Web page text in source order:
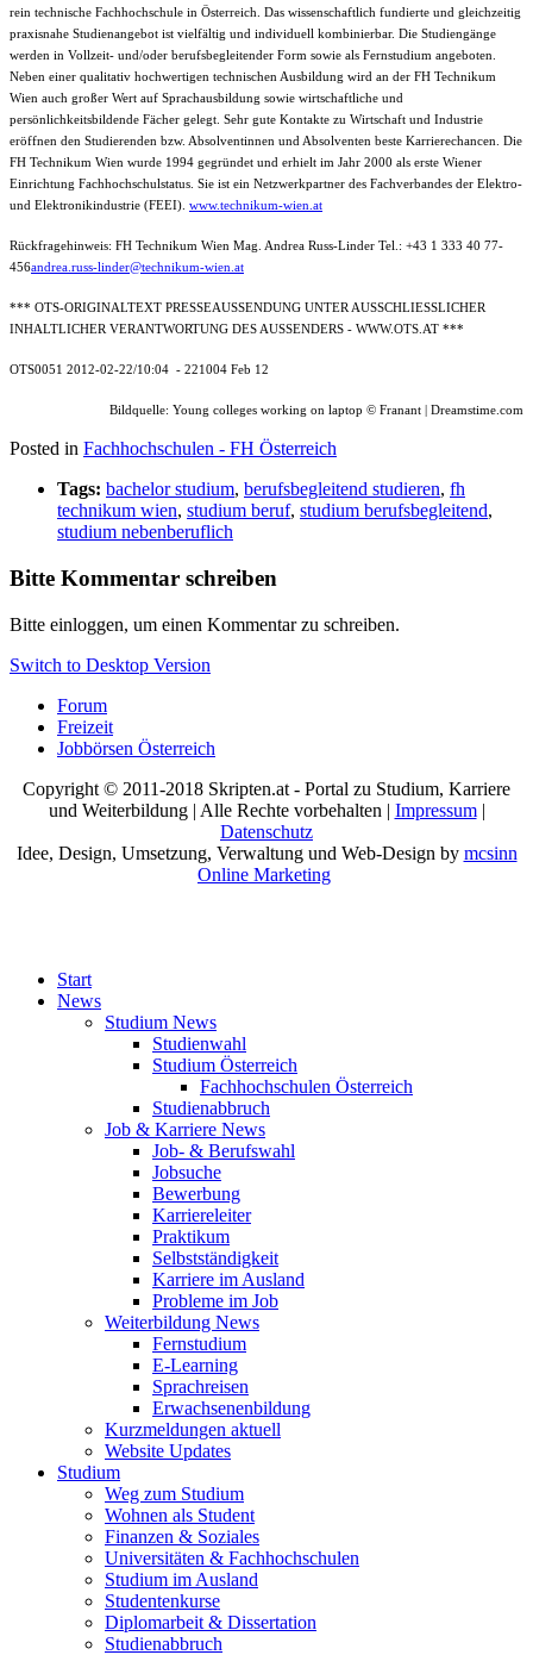
rein technische Fachhochschule in Österreich. Das wissenschaftlich fundierte und gleichzeitig
praxisnahe Studienangebot ist vielfältig und individuell kombinierbar. Die Studiengänge
werden in Vollzeit- und/oder berufsbegleitender Form sowie als Fernstudium angeboten.
Neben einer qualitativ hochwertigen technischen Ausbildung wird an der FH Technikum
Wien auch großer Wert auf Sprachausbildung sowie wirtschaftliche und
persönlichkeitsbildende Fächer gelegt. Sehr gute Kontakte zu Wirtschaft und Industrie
eröffnen den Studierenden bzw. Absolventinnen und Absolventen beste Karrierechancen. Die
FH Technikum Wien wurde 1994 gegründet und erhielt im Jahr 2000 als erste Wiener
Einrichtung Fachhochschulstatus. Sie ist ein Netzwerkpartner des Fachverbandes der Elektro-
und Elektronikindustrie (FEEI). www.technikum-wien.at
Rückfragehinweis: FH Technikum Wien Mag. Andrea Russ-Linder Tel.: +43 1 333 40 77-
456andrea.russ-linder@technikum-wien.at
*** OTS-ORIGINALTEXT PRESSEAUSSENDUNG UNTER AUSSCHLIESSLICHER
INHALTLICHER VERANTWORTUNG DES AUSSENDERS - WWW.OTS.AT ***
OTS0051 2012-02-22/10:04 - 221004 Feb 12
Bildquelle: Young colleges working on laptop © Franant | Dreamstime.com
Posted in Fachhochschulen - FH Österreich
Tags: bachelor studium, berufsbegleitend studieren, fh
technikum wien, studium beruf, studium berufsbegleitend,
studium nebenberuflich
Bitte Kommentar schreiben
Bitte einloggen, um einen Kommentar zu schreiben.
Switch to Desktop Version
Forum
Freizeit
Jobbörsen Österreich
Copyright © 2011-2018 Skripten.at - Portal zu Studium, Karriere
und Weiterbildung | Alle Rechte vorbehalten | Impressum|
Datenschutz
Idee, Design, Umsetzung, Verwaltung und Web-Design by mcsinn
Online Marketing
Start
News
Studium News
Studienwahl
Studium Österreich
Fachhochschulen Österreich
Studienabbruch
Job & Karriere News
Job- & Berufswahl
Jobsuche
Bewerbung
Karriereleiter
Praktikum
Selbstständigkeit
Karriere im Ausland
Probleme im Job
Weiterbildung News
Fernstudium
E-Learning
Sprachreisen
Erwachsenenbildung
Kurzmeldungen aktuell
Website Updates
Studium
Weg zum Studium
Wohnen als Student
Finanzen & Soziales
Universitäten & Fachhochschulen
Studium im Ausland
Studentenkurse
Diplomarbeit & Dissertation
Studienabbruch